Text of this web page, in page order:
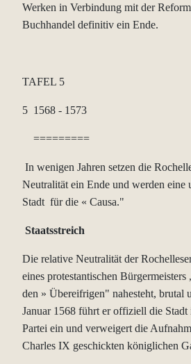
Werken in Verbindung mit der
Buchhandel definitiv ein Ende.
TAFEL 5
5 1568 - 1573
=========
In wenigen Jahren setzen die
Neutralität ein Ende und werden eine
Stadt für die « Causa."
Staatsstreich
Die relative Neutralität der
eines protestantischen
den » Übereifrigen" nahesteht, brutal
Januar 1568 führt er offiziell die Stadt
Partei ein und verweigert die
Charles IX geschickten königlichen